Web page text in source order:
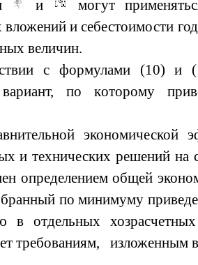
и
могут
вложений и себестоимости
величин.
с формулами (10) и
вариант, по которому
экономической
и технических решений на
определением общей
по минимуму
в отдельных
требованиям, изложенным